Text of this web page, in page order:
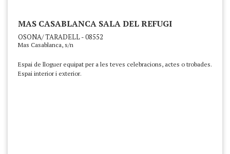
MAS CASABLANCA SALA DEL REFUGI
OSONA/ TARADELL - 08552
Mas Casablanca, s/n
Espai de lloguer equipat per a les teves celebracions, actes o trobades.
Espai interior i exterior.